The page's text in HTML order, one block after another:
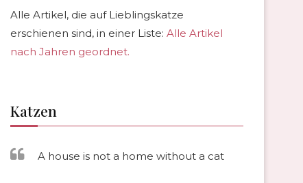
Alle Artikel, die auf Lieblingskatze
erschienen sind, in einer Liste: Alle Artikel
nach Jahren geordnet.
Katzen
A house is not a home without a cat